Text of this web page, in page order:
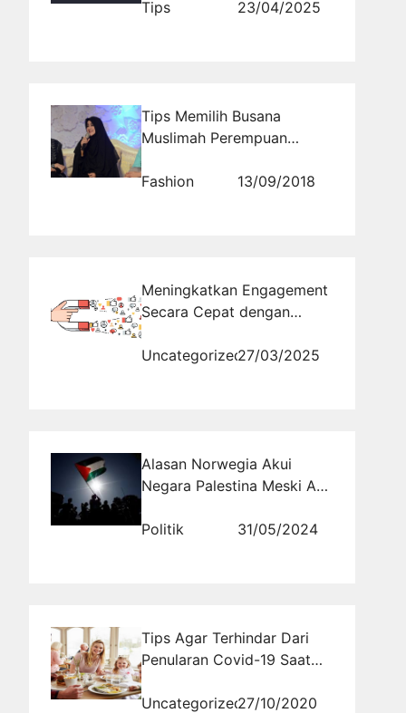
Tips
23/04/2025
Tips Memilih Busana
Muslimah Perempuan
Fashion
13/09/2018
Meningkatkan Engagement
Secara Cepat dengan
Profesional
Uncategorized27/03/2025
Alasan Norwegia Akui
Negara Palestina Meski Ada
Politik
31/05/2024
Tips Agar Terhindar Dari
Penularan Covid-19 Saat
Uncategorized27/10/2020